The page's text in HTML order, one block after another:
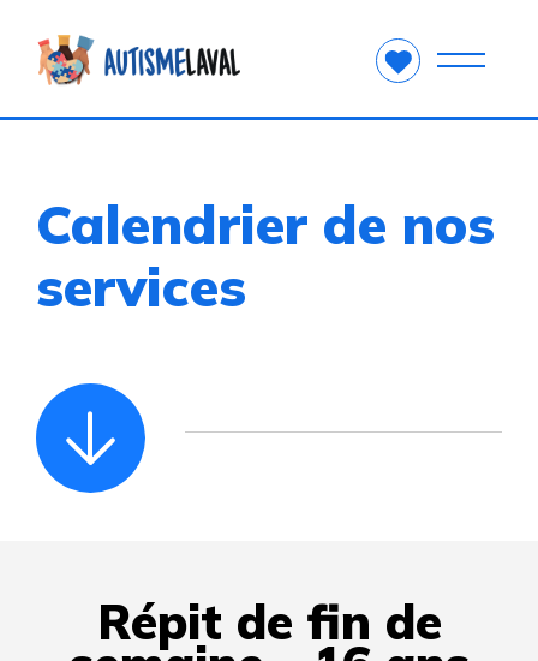
Calendrier de nos
services
Répit de fin de